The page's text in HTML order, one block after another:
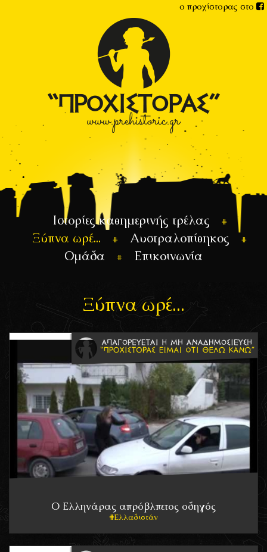
ο προχίστορας στο
Ιστορίες καθημερινής τρέλας
Ξύπνα ωρέ...
Αυστραλοπίθηκος
Ομάδα
Επικοινωνία
Ξύπνα ωρέ...
Ο Ελληνάρας απρόβλπετος οδηγός
Ελλαδιστάν